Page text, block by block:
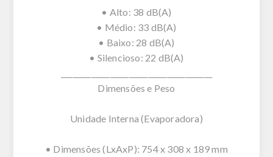
• Alto: 38 dB(A)
• Médio: 33 dB(A)
• Baixo: 28 dB(A)
• Silencioso: 22 dB(A)
Dimensões e Peso
Unidade Interna (Evaporadora)
• Dimensões (LxAxP): 754 x 308 x 189 mm